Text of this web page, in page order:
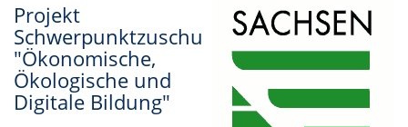
Projekt
Schwerpunktzuschuss
"Ökonomische,
Ökologische und
Digitale Bildung"